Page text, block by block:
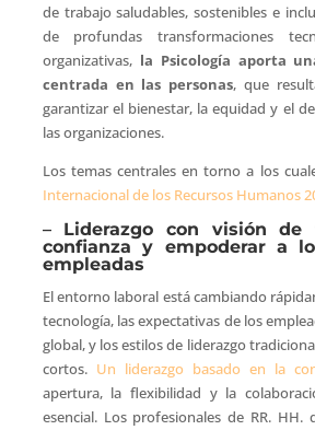
de trabajo saludables, sostenibles e
de profundas transformaciones
organizativas, la Psicología aporta
centrada en las personas, que
garantizar el bienestar, la equidad y el
las organizaciones.
Los temas centrales en torno a los
Internacional de los Recursos Humanos
– Liderazgo con visión de
confianza y empoderar a
empleadas
El entorno laboral está cambiando
tecnología, las expectativas de los
global, y los estilos de liderazgo
cortos. Un liderazgo basado en la
apertura, la flexibilidad y la
esencial. Los profesionales de RR. HH.